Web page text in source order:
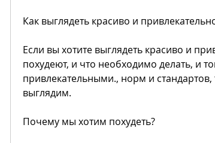
Как выглядеть красиво и
Если вы хотите выглядеть красиво и
похудеют, и что необходимо делать, и
привлекательными., норм и
выглядим.
Почему мы хотим похудеть?